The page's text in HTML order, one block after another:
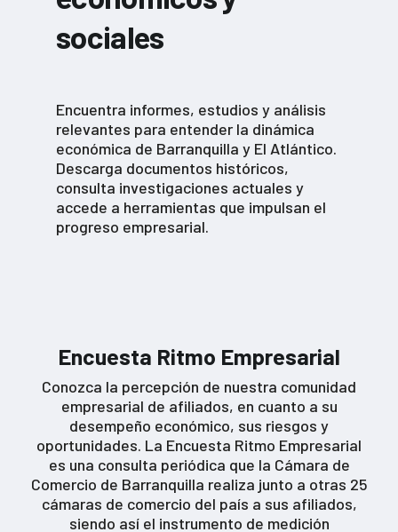
sociales
Encuentra informes, estudios y análisis
relevantes para entender la dinámica
económica de Barranquilla y El Atlántico.
Descarga documentos históricos,
consulta investigaciones actuales y
accede a herramientas que impulsan el
progreso empresarial.
Encuesta Ritmo Empresarial
Conozca la percepción de nuestra comunidad
empresarial de afiliados, en cuanto a su
desempeño económico, sus riesgos y
oportunidades. La Encuesta Ritmo Empresarial
es una consulta periódica que la Cámara de
Comercio de Barranquilla realiza junto a otras 25
cámaras de comercio del país a sus afiliados,
siendo así el instrumento de medición